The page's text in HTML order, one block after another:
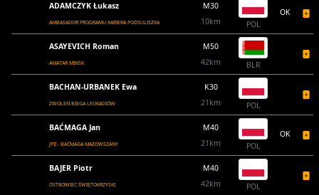
ADAMCZYK Łukasz
AMBASADOR PROGRAMU KARIERA PODSULISZKA
M30
10km
POL
OK
ASAYEVICH Roman
AMATAR MINSK
M50
42km
BLR
BACHAN-URBANEK Ewa
ZWOLEŃ BIEGA LEOKADIÓW
K30
21km
POL
BAĆMAGA Jan
JPII - BAĆMAGA MAZOWSZANY
M40
21km
POL
OK
BAJER Piotr
OSTROWIEC ŚWIĘTOKRZYSKI
M40
42km
POL